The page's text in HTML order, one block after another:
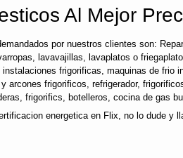
Al Mejor
por nuestros clientes son:
lavavajillas, lavaplatos o
frigorificas, maquinas de frio
arcones frigorificos, refrigerador,
frigorifics, botelleros, cocina de gas
energetica en Flix, no lo dude y